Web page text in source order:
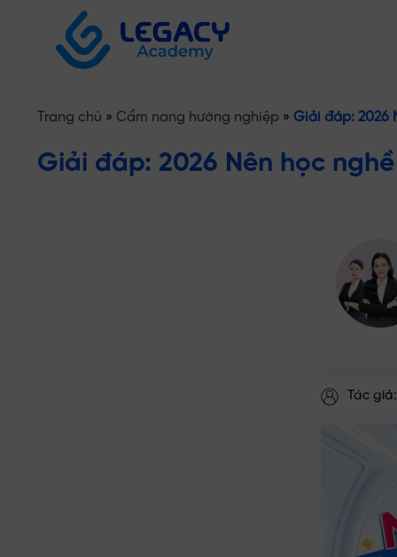
Trang chủ » Cẩm nang hướng nghiệp » Giải đáp: 2026
Giải đáp: 2026 Nên học
Tác